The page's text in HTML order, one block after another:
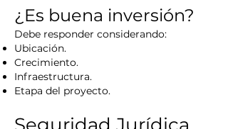
¿Es buena inversión?
Debe responder considerando:
Ubicación.
Crecimiento.
Infraestructura.
Etapa del proyecto.